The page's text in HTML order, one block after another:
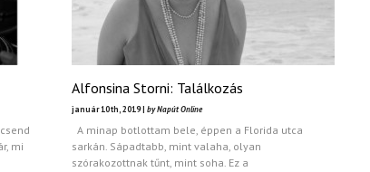
mi
Alfonsina Storni: Találkozás
január 10th, 2019 | by Napút Online
A minap botlottam bele, éppen a Florida utca
sarkán. Sápadtabb, mint valaha, olyan
szórakozottnak tűnt, mint soha. Ez a